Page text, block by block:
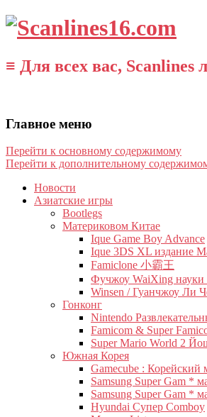
≡ Для всех вас, Scanlines
Главное меню
Перейти к основному содержимому
Перейти к дополнительному
Новости
Азиатские игры
Bootlegs
Материковом Китае
Ique Game Boy Advance
Ique 3DS XL издание
Famiclone 小霸王
Фучжоу WaiXing науки
Winsen / Гуанчжоу Ли
Гонконг
Nintendo
Famicom & Super
Super Mario World 2
Южная Корея
Gamecube : Корейский
Samsung Super Gam *
Samsung Super Gam *
Hyundai Супер Comboy